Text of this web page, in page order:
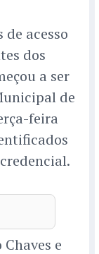
acesso
dos
a ser
de
feira
e